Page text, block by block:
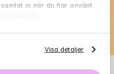
in när du har använt
Visa detaljer